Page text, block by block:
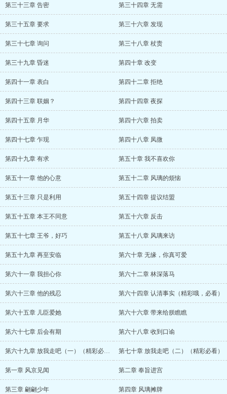
第三十三章 告密 第三十四章 无需
第三十五章 要求 第三十六章 发现
第三十七章 询问 第三十八章 杖责
第三十九章 昏迷 第四十章 改变
第四十一章 表白 第四十二章 拒绝
第四十三章 联姻？ 第四十四章 夜探
第四十五章 月华 第四十六章 拍卖
第四十七章 乍现 第四十八章 凤微
第四十九章 有求 第五十章 我不喜欢你
第五十一章 他的心意 第五十二章 风璃的烦恼
第五十三章 只是利用 第五十四章 提议结盟
第五十五章 本王不同意 第五十六章 反击
第五十七章 王爷，好巧 第五十八章 风璃来访
第五十九章 再至安临 第六十章 无缘，你真可爱
第六十一章 我担心你 第六十二章 林深落马
第六十三章 他的残忍 第六十四章 认清事实（精彩哦，必看）
第六十五章 儿臣爱她 第六十六章 带来给朕瞧瞧
第六十七章 后会有期 第六十八章 收到口谕
第六十九章 放我走吧（一）（精彩必看） 第七十章 放我走吧（二）（精彩必看）
第一章 风京见闻 第二章 奉旨进宫
第三章 翩翩少年 第四章 风璃摊牌